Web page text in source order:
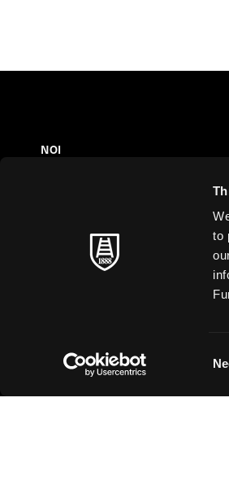
to
NOI
MAESTRI SENZA TEMPO